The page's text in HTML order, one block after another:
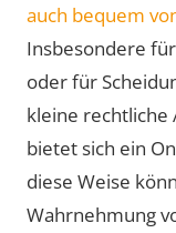
auch bequem
Insbesondere
oder für
kleine rechtliche
bietet sich ein
diese Weise
Wahrnehmung